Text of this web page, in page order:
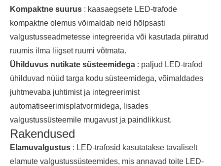
Kompaktne suurus : kaasaegsete LED-trafode
kompaktne olemus võimaldab neid hõlpsasti
valgustusseadmetesse integreerida või kasutada piiratud
ruumis ilma liigset ruumi võtmata.
Ühilduvus nutikate süsteemidega : paljud LED-trafod
ühilduvad nüüd targa kodu süsteemidega, võimaldades
juhtmevaba juhtimist ja integreerimist
automatiseerimisplatvormidega, lisades
valgustussüsteemile mugavust ja paindlikkust.
Rakendused
Elamuvalgustus : LED-trafosid kasutatakse tavaliselt
elamute valgustussüsteemides, mis annavad toite LED-